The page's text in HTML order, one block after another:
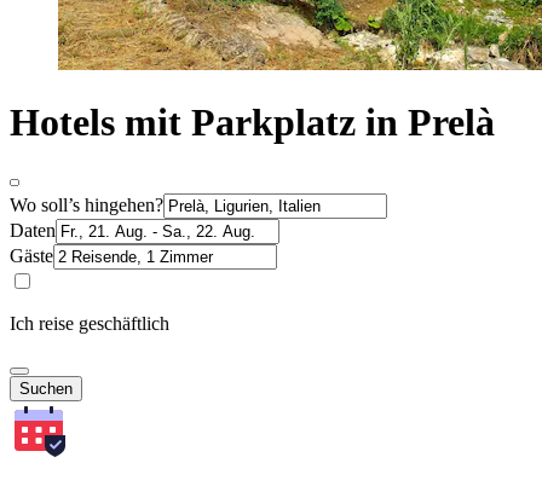
Hotels mit Parkplatz in Prelà
Wo soll’s hingehen?
Daten
Gäste
Ich reise geschäftlich
Suchen